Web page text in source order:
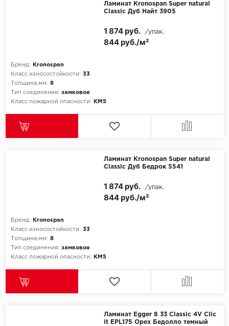
KDF
Krono Xonic
Made in Belgium
Moduleo
Ламинат Kronospan Super natural
Classic Дуб Найт 3905
Бренд:
Kronospan
Класс износостойкости: 33
Толщина,мм: 8
Тип соединения: замковое
Класс пожарной опасности:
КМ5
844 руб./м²
1 874 руб. /упак.
Ламинат Kronospan Super natural
Classic Дуб Бедрок 5541
Бренд:
Kronospan
Класс износостойкости: 33
Толщина,мм: 8
Тип соединения: замковое
Класс пожарной опасности:
КМ5
844 руб./м²
1 874 руб. /упак.
Ламинат Egger 8 33 Classic 4V Clic
it EPL175 Орех Бедолло темный